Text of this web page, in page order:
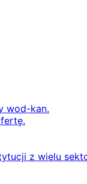
wod-kan.
z wielu